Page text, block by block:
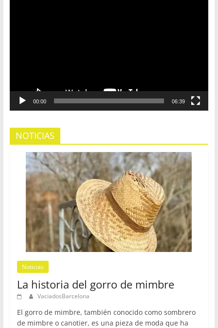
00:00 06:39
NOTICIAS
Noticias
La historia del gorro de mimbre
VaciadosBarcelona
El gorro de mimbre, también conocido como sombrero
de mimbre o canotier, es una pieza de moda que ha